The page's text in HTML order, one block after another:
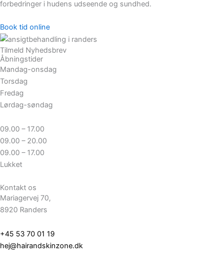
forbedringer i hudens udseende og sundhed.
Book tid online
Tilmeld Nyhedsbrev
Åbningstider
Mandag-onsdag
Torsdag
Fredag
Lørdag-søndag
09.00 – 17.00
09.00 – 20.00
09.00 – 17.00
Lukket
Kontakt os
Mariagervej 70,
8920 Randers
+45 53 70 01 19
hej@hairandskinzone.dk